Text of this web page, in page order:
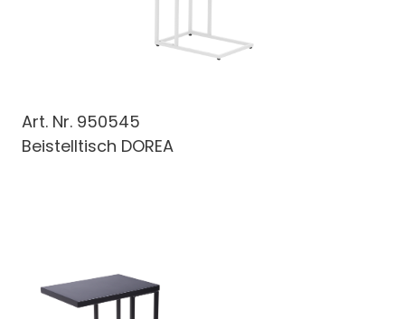
Art. Nr. 950545
Beistelltisch DOREA